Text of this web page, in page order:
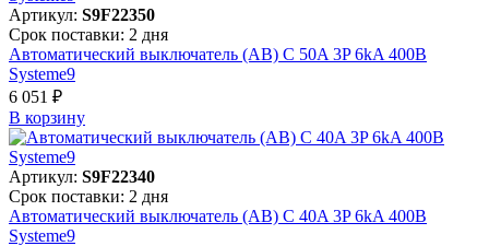
Артикул: S9F22350
Срок поставки: 2 дня
Автоматический выключатель (АВ) C 50A 3P 6kA 400В
Systeme9
6 051 ₽
В корзинy
Артикул: S9F22340
Срок поставки: 2 дня
Автоматический выключатель (АВ) C 40A 3P 6kA 400В
Systeme9